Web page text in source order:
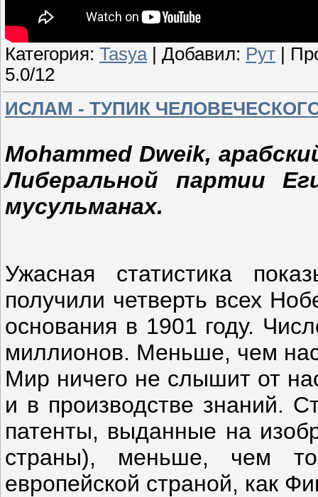
Категория: Tasya| Добавил: Рут |
5.0/12
ИСЛАМ - ТУПИК
Mohammed Dweik,
Либеральной партии
мусульманах.
Ужасная статистика
получили четверть всех
основания в 1901 году.
миллионов. Меньше, чем
Мир ничего не слышит от
и в производстве знаний.
патенты, выданные на
страны), меньше, чем
европейской страной, как